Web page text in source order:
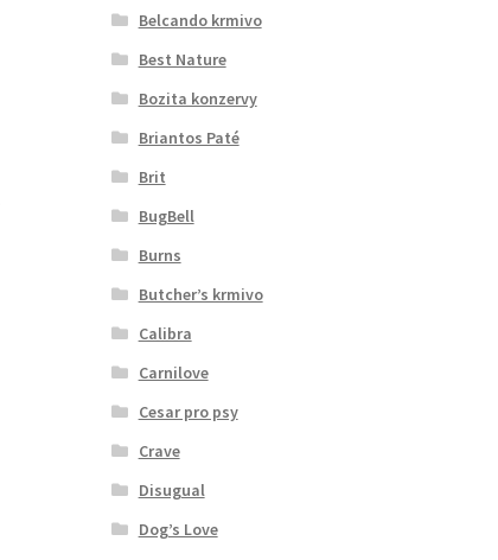
Belcando krmivo
Best Nature
Bozita konzervy
Briantos Paté
Brit
BugBell
Burns
Butcher’s krmivo
Calibra
Carnilove
Cesar pro psy
Crave
Disugual
Dog’s Love